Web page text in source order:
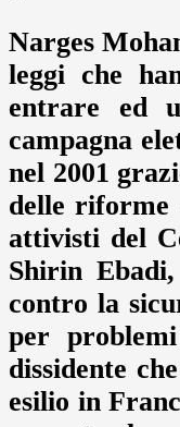
Narges
leggi che
entrare ed
campagna
nel 2001
delle riforme
attivisti del
Shirin
contro la
per
dissidente
esilio in